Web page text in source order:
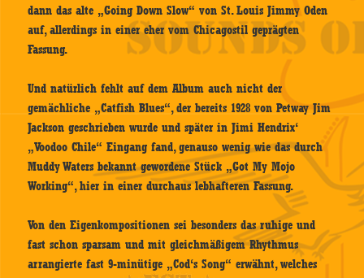
dann das alte „Going Down Slow“ von St. Louis Jimmy Oden
auf, allerdings in einer eher vom Chicagostil geprägten
Fassung.
Und natürlich fehlt auf dem Album auch nicht der
gemächliche „Catfish Blues“, der bereits 1928 von Petway Jim
Jackson geschrieben wurde und später in Jimi Hendrix‘
„Voodoo Chile“ Eingang fand, genauso wenig wie das durch
Muddy Waters bekannt gewordene Stück „Got My Mojo
Working“, hier in einer durchaus lebhafteren Fassung.
Von den Eigenkompositionen sei besonders das ruhige und
fast schon sparsam und mit gleichmäßigem Rhythmus
arrangierte fast 9-minütige „Cod‘s Song“ erwähnt, welches